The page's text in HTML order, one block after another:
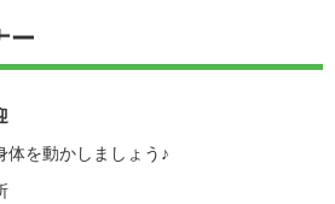
ー
体を動かしましょう♪